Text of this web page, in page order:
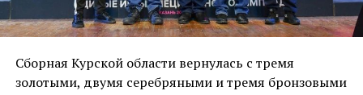
Сборная Курской области вернулась с тремя
золотыми, двумя серебряными и тремя бронзовыми